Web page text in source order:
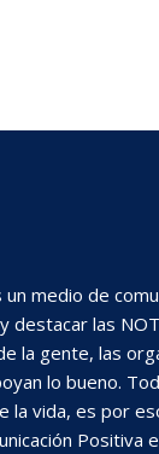
medio de
destacar las
la gente, las
lo bueno.
la vida, es por
Positiva